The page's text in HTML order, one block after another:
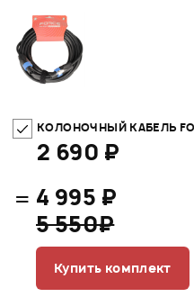
КОЛОНОЧНЫЙ КАБЕЛЬ
2 690 ₽
= 4 995 ₽
5 550₽
Купить комплект